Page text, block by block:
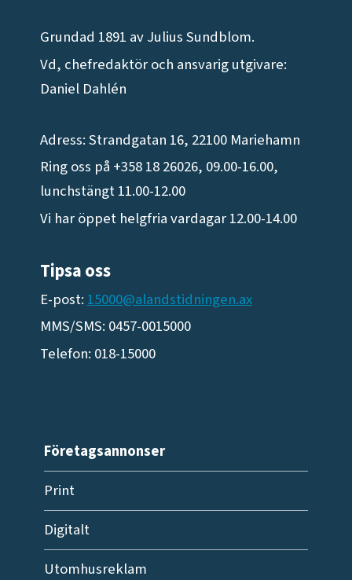
Grundad 1891 av Julius Sundblom.
Vd, chefredaktör och ansvarig utgivare:
Daniel Dahlén
Adress: Strandgatan 16, 22100 Mariehamn
Ring oss på +358 18 26026, 09.00-16.00,
lunchstängt 11.00-12.00
Vi har öppet helgfria vardagar 12.00-14.00
Tipsa oss
E-post: 15000@alandstidningen.ax
MMS/SMS: 0457-0015000
Telefon: 018-15000
Företagsannonser
Print
Digitalt
Utomhusreklam